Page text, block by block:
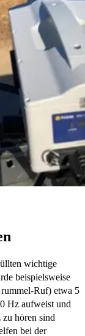
wichtige
beispielsweise
Ruf) etwa 5
Hz aufweist und
hören sind
bei der